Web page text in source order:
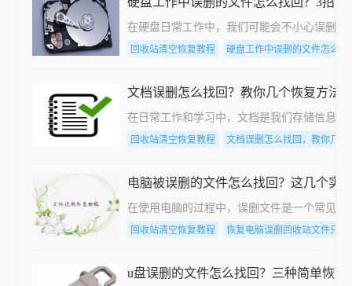
在硬盘日常工作中，我们可能会不小心误删
回收站清空恢复教程 硬盘工作中误删的文件怎么找
文档误删怎么找回？教你几个恢复方法
在日常工作和学习中，文档是我们存储信息
回收站清空恢复教程 文档误删怎么找回，教你几个
电脑被误删的文件怎么找回？这几个实
在使用电脑的过程中，误删文件是一个常见
回收站清空恢复教程 恢复电脑误删回收站文件只要
u盘误删的文件怎么找回？三种简单恢